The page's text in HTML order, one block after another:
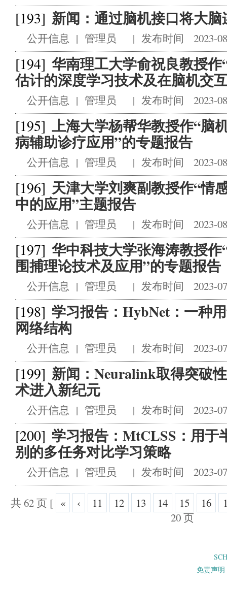
[193] 新闻：通过脑机接口将大脑
公开信息 | 管理员 | 发布时间 2023-
[194] 华南理工大学俞祝良教授
估计的深度学习技术及在脑机交
公开信息 | 管理员 | 发布时间 2023-
[195] 上海大学杨帮华教授作“脑
病辅助诊疗应用”的专题报告
公开信息 | 管理员 | 发布时间 2023-
[196] 天津大学刘爽副教授作“情
中的应用”主题报告
公开信息 | 管理员 | 发布时间 2023-
[197] 华中科技大学张海涛教授
围捕理论技术及应用”的专题报告
公开信息 | 管理员 | 发布时间 2023-
[198] 学习报告：HybNet：一种
网络结构
公开信息 | 管理员 | 发布时间 2023-
[199] 新闻：Neuralink取得突破
术进入新纪元
公开信息 | 管理员 | 发布时间 2023-
[200] 学习报告：MtCLSS：用于
别的多任务对比学习策略
公开信息 | 管理员 | 发布时间 2023-
共 62 页 [ « ‹ 11 12 13 14 15 16
20 页
免责声明